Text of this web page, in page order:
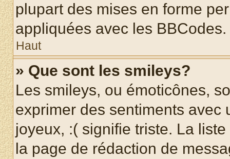
plupart des mises en forme
appliquées avec les BBCodes.
Haut
» Que sont les smileys?
Les smileys, ou émoticônes,
exprimer des sentiments avec
joyeux, :( signifie triste. La
la page de rédaction de